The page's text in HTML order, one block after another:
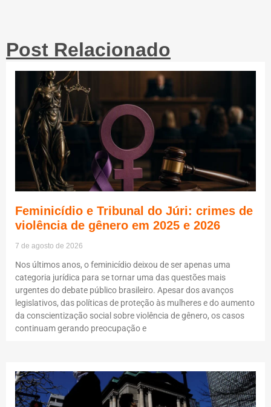
Post Relacionado
Feminicídio e Tribunal do Júri: crimes de
violência de gênero em 2025 e 2026
7 de agosto de 2026
Nos últimos anos, o feminicídio deixou de ser apenas uma
categoria jurídica para se tornar uma das questões mais
urgentes do debate público brasileiro. Apesar dos avanços
legislativos, das políticas de proteção às mulheres e do aumento
da conscientização social sobre violência de gênero, os casos
continuam gerando preocupação e